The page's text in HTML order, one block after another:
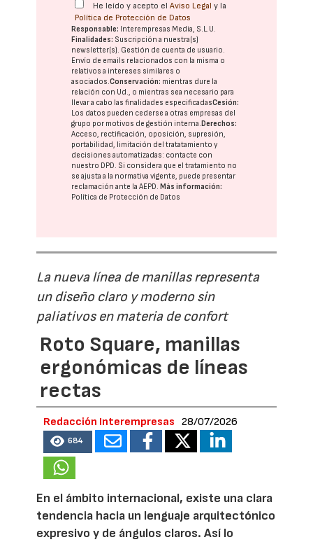
He leído y acepto elAviso Legal y la
Política de Protección de Datos
Responsable: Interempresas Media, S.L.U.
Finalidades: Suscripción a nuestra(s)
newsletter(s). Gestión de cuenta de usuario.
Envío de emails relacionados con la misma o
relativos a intereses similares o
asociados.Conservación: mientras dure la
relación con Ud., o mientras sea necesario para
llevar a cabo las finalidades especificadasCesión:
Los datos pueden cederse a otras empresas del
grupo por motivos de gestión interna.Derechos:
Acceso, rectificación, oposición, supresión,
portabilidad, limitación del tratatamiento y
decisiones automatizadas: contacte con
nuestro DPD. Si considera que el tratamiento no
se ajusta a la normativa vigente, puede presentar
reclamación ante laAEPD.Más información:
Política de Protección de Datos
La nueva línea de manillas representa
un diseño claro y moderno sin
paliativos en materia de confort
Roto Square, manillas
ergonómicas de líneas
rectas
Redacción Interempresas 28/07/2026
684
En el ámbito internacional, existe una clara
tendencia hacia un lenguaje arquitectónico
expresivo y de ángulos claros. Así lo